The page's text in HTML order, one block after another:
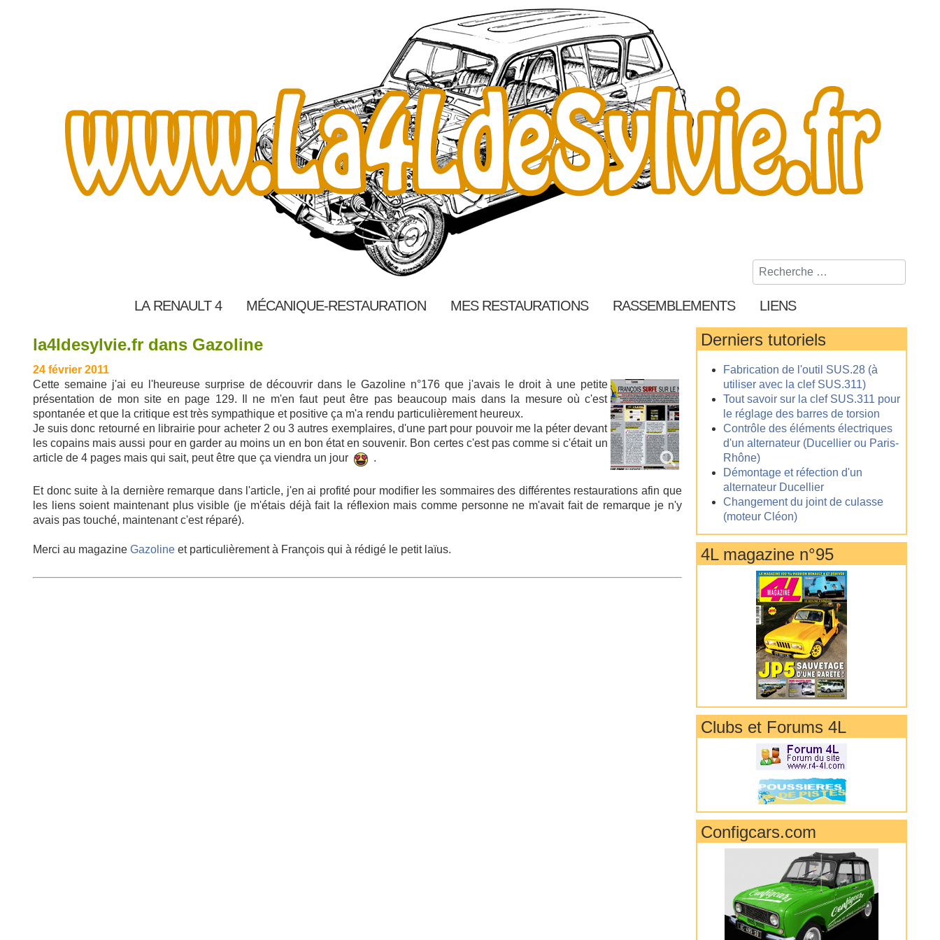
Rechercher
LA RENAULT 4 MÉCANIQUE-RESTAURATION MES RESTAURATIONS RASSEMBLEMENTS LIENS
la4ldesylvie.fr dans Gazoline
24 février 2011
Cette semaine j'ai eu l'heureuse surprise de découvrir dans le Gazoline n°176 que j'avais le droit à une petite
présentation de mon site en page 129. Il ne m'en faut peut être pas beaucoup mais dans la mesure où c'est
spontanée et que la critique est très sympathique et positive ça m'a rendu particulièrement heureux.
Je suis donc retourné en librairie pour acheter 2 ou 3 autres exemplaires, d'une part pour pouvoir me la péter devant
les copains mais aussi pour en garder au moins un en bon état en souvenir. Bon certes c'est pas comme si c'était un
article de 4 pages mais qui sait, peut être que ça viendra un jour
.
Et donc suite à la dernière remarque dans l'article, j'en ai profité pour modifier les sommaires des différentes restaurations afin que
les liens soient maintenant plus visible (je m'étais déjà fait la réflexion mais comme personne ne m'avait fait de remarque je n'y
avais pas touché, maintenant c'est réparé).
Merci au magazine Gazoline et particulièrement à François qui à rédigé le petit laïus.
Derniers tutoriels
Fabrication de l'outil SUS.28 (à
utiliser avec la clef SUS.311)
Tout savoir sur la clef SUS.311 pour
le réglage des barres de torsion
Contrôle des éléments électriques
d'un alternateur (Ducellier ou Paris-
Rhône)
Démontage et réfection d'un
alternateur Ducellier
Changement du joint de culasse
(moteur Cléon)
4L magazine n°95
Clubs et Forums 4L
Configcars.com